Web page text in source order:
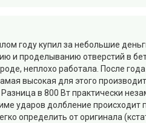
году купил за небольшие
и проделыванию отверстий в
неплохо работала. После
высокая для этого
в 800 Вт практически
ударов долбление происходит
определить от оригинала